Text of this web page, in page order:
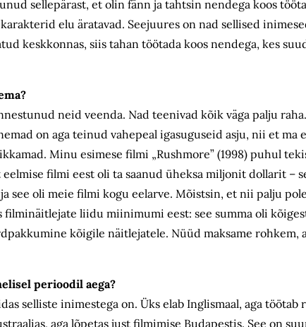
sellepärast, et olin fänn ja tahtsin nendega koos
elu äratavad. Seejuures on nad sellised
keskkonnas, siis tahan töötada koos nendega, kes
neid veenda. Nad teenivad kõik väga palju
on aga teinud vahepeal igasuguseid asju, nii et ma
Minu esimese filmi „Rushmore” (1998) puhul
filmi eest oli ta saanud üheksa miljonit dollarit –
ja see oli meie filmi kogu eelarve. Mõistsin, et nii palju
filminäitlejate liidu miinimumi eest: see summa oli
kõigile näitlejatele. Nüüd maksame rohkem,
perioodil aega?
selliste inimestega on. Üks elab Inglismaal, aga
aga lõpetas just filmimise Budapestis. See on